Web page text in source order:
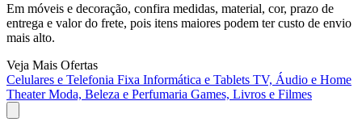
Em móveis e decoração, confira medidas, material, cor, prazo de
entrega e valor do frete, pois itens maiores podem ter custo de envio
mais alto.
Veja Mais Ofertas
Celulares e Telefonia Fixa Informática e Tablets TV, Áudio e Home
TheaterModa, Beleza e Perfumaria Games, Livros e Filmes